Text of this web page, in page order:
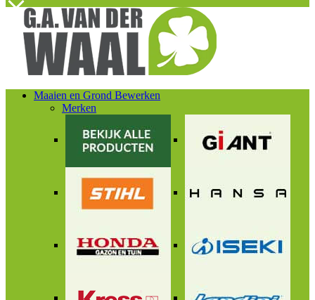
Maaien en Grond Bewerken
Merken